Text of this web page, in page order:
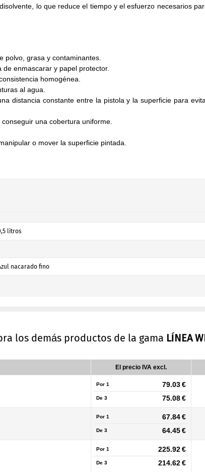
lo que reduce el tiempo y el esfuerzo necesarios
polvo, grasa y contaminantes.
enmascarar y papel protector.
homogénea.
al agua.
distancia constante entre la pistola y la superficie para
una cobertura uniforme.
o mover la superficie pintada.
litros
nacarado fino
los demás productos de la gama LÍNEA
El precio IVA excl.
Por 1 79.03 €
De 3 75.08 €
Por 1 67.84 €
De 3 64.45 €
Por 1 225.92 €
De 3 214.62 €